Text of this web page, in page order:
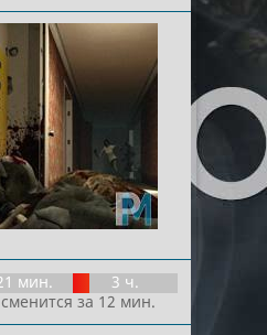
мин.
3 ч.
за 12 мин.